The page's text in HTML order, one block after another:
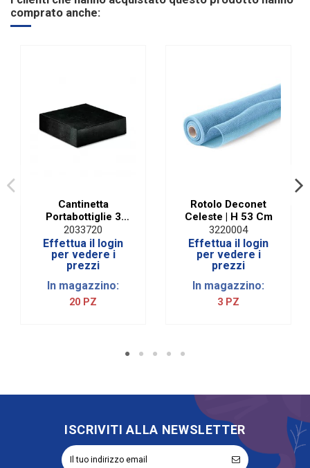
comprato anche:
Cantinetta
Portabottiglie 3
Scomparti Pelle
Nero
2033720
Effettua il login
per vedere i
prezzi
In magazzino:
20 PZ
Rotolo Deconet
Celeste | H 53 Cm
3220004
Effettua il login
per vedere i
prezzi
In magazzino:
3 PZ
ISCRIVITI ALLA NEWSLETTER